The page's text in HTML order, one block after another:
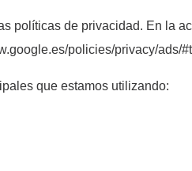
políticas de privacidad. En la
policies/privacy/
que estamos utilizando: